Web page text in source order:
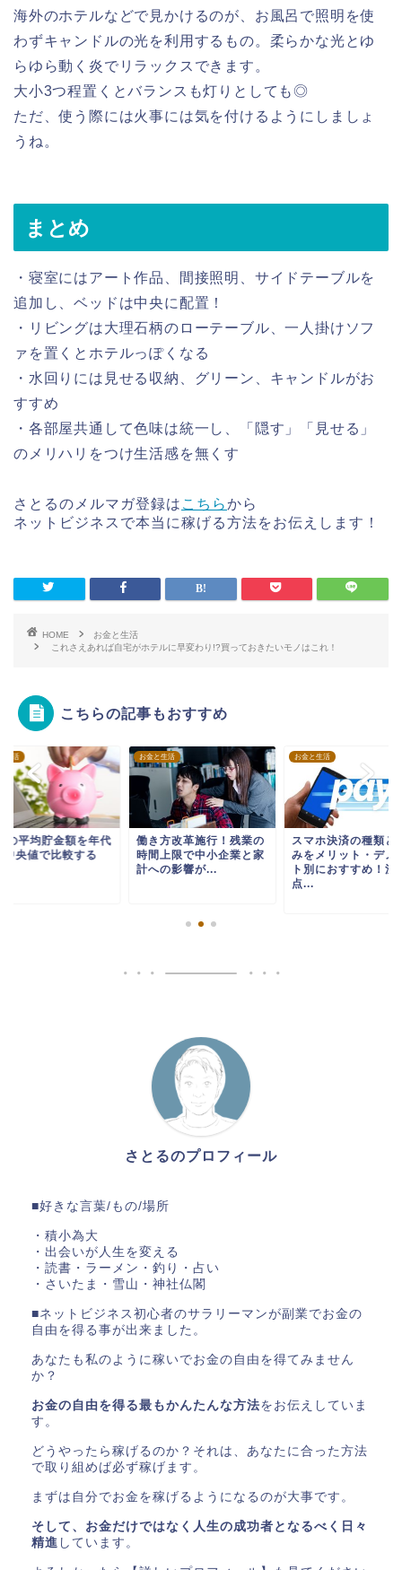
海外のホテルなどで見かけるのが、お風呂で照明を使
わずキャンドルの光を利用するもの。柔らかな光とゆ
らゆら動く炎でリラックスできます。
大小3つ程置くとバランスも灯りとしても◎
ただ、使う際には火事には気を付けるようにしましょ
うね。
まとめ
・寝室にはアート作品、間接照明、サイドテーブルを
追加し、ベッドは中央に配置！
・リビングは大理石柄のローテーブル、一人掛けソフ
ァを置くとホテルっぽくなる
・水回りには見せる収納、グリーン、キャンドルがお
すすめ
・各部屋共通して色味は統一し、「隠す」「見せる」
のメリハリをつけ生活感を無くす
さとるのメルマガ登録は こちらから
ネットビジネスで本当に稼げる方法をお伝えします！
HOME
お金と生活
これさえあれば自宅がホテルに早変わり!?買っておきたいモノはこれ！
こちらの記事もおすすめ
生活
の平均貯金額を年代
中央値で比較する
お金と生活
働き方改革施行！残業の
時間上限で中小企業と家
計への影響が...
お金と生活
スマホ決済の種類と
みをメリット・デメ
ト別におすすめ！注
点...
さとるのプロフィール
■好きな言葉/もの/場所
・積小為大
・出会いが人生を変える
・読書・ラーメン・釣り・占い
・さいたま・雪山・神社仏閣
■ネットビジネス初心者のサラリーマンが副業でお金の
自由を得る事が出来ました。
あなたも私のように稼いでお金の自由を得てみません
か？
お金の自由を得る最もかんたんな方法をお伝えしていま
す。
どうやったら稼げるのか？それは、あなたに合った方法
で取り組めば必ず稼げます。
まずは自分でお金を稼げるようになるのが大事です。
そして、お金だけではなく人生の成功者となるべく日々
精進 しています。